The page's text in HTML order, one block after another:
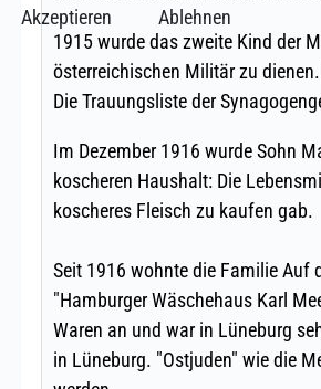
Akzeptieren
Ablehnen